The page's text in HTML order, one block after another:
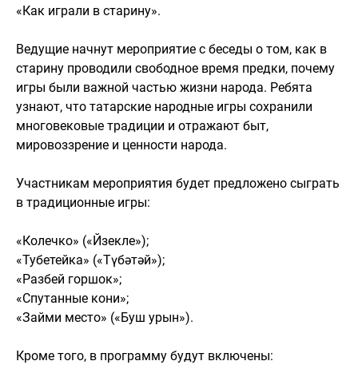
«Как играли в старину».
Ведущие начнут мероприятие с беседы о том, как в
старину проводили свободное время предки, почему
игры были важной частью жизни народа. Ребята
узнают, что татарские народные игры сохранили
многовековые традиции и отражают быт,
мировоззрение и ценности народа.
Участникам мероприятия будет предложено сыграть
в традиционные игры:
«Колечко» («Йөзекле»);
«Тубетейка» («Түбәтәй»);
«Разбей горшок»;
«Спутанные кони»;
«Займи место» («Буш урын»).
Кроме того, в программу будут включены: